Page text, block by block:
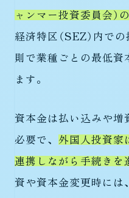
ャンマー投資委員会）
経済特区（SEZ）内で
則で業種ごとの最低資
ます。
資本金は払い込みや増
必要で、 外国人投資家
連携しながら手続きを
資や資本金変更時には